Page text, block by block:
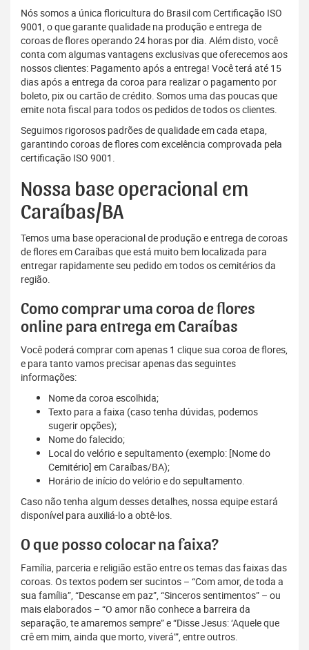
Nós somos a única floricultura do Brasil com Certificação ISO
9001, o que garante qualidade na produção e entrega de
coroas de flores operando 24 horas por dia. Além disto, você
conta com algumas vantagens exclusivas que oferecemos aos
nossos clientes: Pagamento após a entrega! Você terá até 15
dias após a entrega da coroa para realizar o pagamento por
boleto, pix ou cartão de crédito. Somos uma das poucas que
emite nota fiscal para todos os pedidos de todos os clientes.
Seguimos rigorosos padrões de qualidade em cada etapa,
garantindo coroas de flores com excelência comprovada pela
certificação ISO 9001.
Nossa base operacional em
Caraíbas/BA
Temos uma base operacional de produção e entrega de coroas
de flores em Caraíbas que está muito bem localizada para
entregar rapidamente seu pedido em todos os cemitérios da
região.
Como comprar uma coroa de flores
online para entrega em Caraíbas
Você poderá comprar com apenas 1 clique sua coroa de flores,
e para tanto vamos precisar apenas das seguintes
informações:
Nome da coroa escolhida;
Texto para a faixa (caso tenha dúvidas, podemos
sugerir opções);
Nome do falecido;
Local do velório e sepultamento (exemplo: [Nome do
Cemitério] em Caraíbas/BA);
Horário de início do velório e do sepultamento.
Caso não tenha algum desses detalhes, nossa equipe estará
disponível para auxiliá-lo a obtê-los.
O que posso colocar na faixa?
Família, parceria e religião estão entre os temas das faixas das
coroas. Os textos podem ser sucintos – “Com amor, de toda a
sua família”, “Descanse em paz”, “Sinceros sentimentos” – ou
mais elaborados – “O amor não conhece a barreira da
separação, te amaremos sempre” e “Disse Jesus: ‘Aquele que
crê em mim, ainda que morto, viverá’”, entre outros.